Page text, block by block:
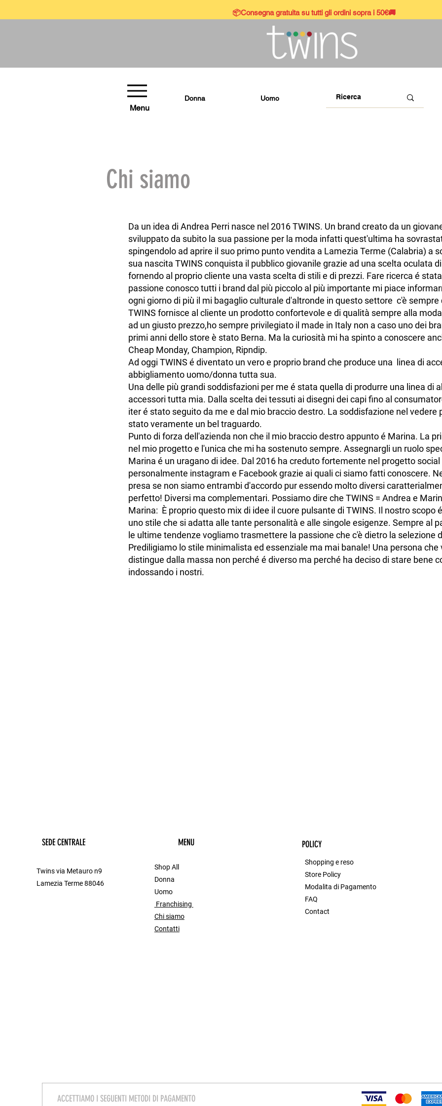
📦Consegna gratuita su tutti gli ordini sopra i 50€🚚
Menu
Donna Uomo
Chi siamo
Da un idea di Andrea Perri nasce nel 2016 TWINS. Un brand creato da un
sviluppato da subito la sua passione per la moda infatti quest'ultima ha
spingendolo ad aprire il suo primo punto vendita a Lamezia Terme (Calabria) a
sua nascita TWINS conquista il pubblico giovanile grazie ad una scelta oculata
fornendo al proprio cliente una vasta scelta di stili e di prezzi. Fare ricerca é
passione conosco tutti i brand dal più piccolo al più importante mi piace
ogni giorno di più il mi bagaglio culturale d'altronde in questo settore c'è sempre
TWINS fornisce al cliente un prodotto confortevole e di qualità sempre alla
ad un giusto prezzo,ho sempre privilegiato il made in Italy non a caso uno dei
primi anni dello store è stato Berna. Ma la curiosità mi ha spinto a conoscere
Cheap Monday, Champion, Ripndip.
Ad oggi TWINS é diventato un vero e proprio brand che produce una linea di
abbigliamento uomo/donna tutta sua.
Una delle più grandi soddisfazioni per me é stata quella di produrre una linea di
accessori tutta mia. Dalla scelta dei tessuti ai disegni dei capi fino al
iter é stato seguito da me e dal mio braccio destro. La soddisfazione nel vedere
stato veramente un bel traguardo.
Punto di forza dell'azienda non che il mio braccio destro appunto é Marina. La
nel mio progetto e l'unica che mi ha sostenuto sempre. Assegnargli un ruolo
Marina é un uragano di idee. Dal 2016 ha creduto fortemente nel progetto
personalmente instagram e Facebook grazie ai quali ci siamo fatti conoscere.
presa se non siamo entrambi d'accordo pur essendo molto diversi
perfetto! Diversi ma complementari. Possiamo dire che TWINS = Andrea e
Marina: È proprio questo mix di idee il cuore pulsante di TWINS. Il nostro scopo
uno stile che si adatta alle tante personalità e alle singole esigenze. Sempre al
le ultime tendenze vogliamo trasmettere la passione che c'è dietro la selezione
Prediligiamo lo stile minimalista ed essenziale ma mai banale! Una persona che
distingue dalla massa non perché é diverso ma perché ha deciso di stare bene
indossando i nostri.
SEDE CENTRALE
Twins via Metauro n9
Lamezia Terme 88046
MENU
Shop All
Donna
Uomo
Franchising
Chi siamo
Contatti
POLICY
Shopping e reso
Store Policy
Modalita di Pagamento
FAQ
Contact
ACCETTIAMO I SEGUENTI METODI DI PAGAMENTO